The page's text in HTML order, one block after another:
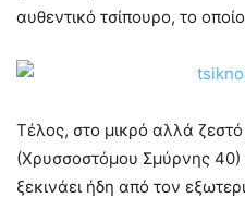
αυθεντικό τσίπουρο, το
Τέλος, στο μικρό αλλά ζεστό
(Χρυσσοστόμου Σμύρνης 40)
ξεκινάει ήδη από τον